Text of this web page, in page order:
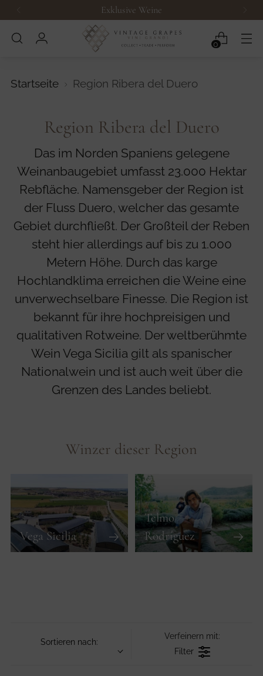
Exklusive Weine
0
Startseite Region Ribera del Duero
Region Ribera del Duero
Das im Norden Spaniens gelegene
Weinanbaugebiet umfasst 23.000 Hektar
Rebfläche. Namensgeber der Region ist
der Fluss Duero, welcher das gesamte
Gebiet durchfließt. Der Großteil der Reben
steht hier allerdings auf bis zu 1.000
Metern Höhe. Durch das karge
Hochlandklima erreichen die Weine eine
unverwechselbare Finesse. Die Region ist
bekannt für ihre hochpreisigen und
qualitativen Rotweine. Der weltberühmte
Wein Vega Sicilia gilt als spanischer
Nationalwein und ist auch weit über die
Grenzen des Landes beliebt.
Winzer dieser Region
Vega Sicilia
Telmo
Rodríguez
Sortieren nach:
Verfeinern mit:
Filter